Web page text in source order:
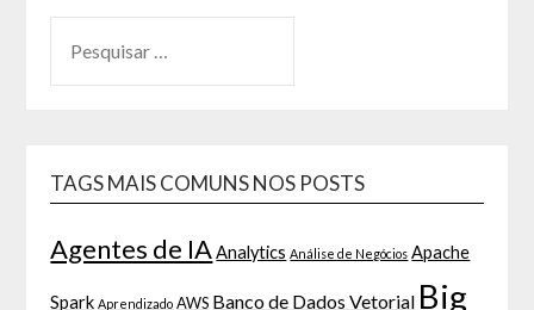
TAGS MAIS COMUNS NOS POSTS
Agentes de IA Analytics Análise de Negócios Apache
Spark Aprendizado AWS Banco de Dados Vetorial Big